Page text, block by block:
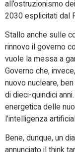
all’ostruzionismo
2030 esplicitati dal
Stallo anche sulle
rinnovo il governo
vuole la messa a
Governo che,
nuovo nucleare,
di dieci-quindici
energetica delle
l’intelligenza
Bene, dunque, un